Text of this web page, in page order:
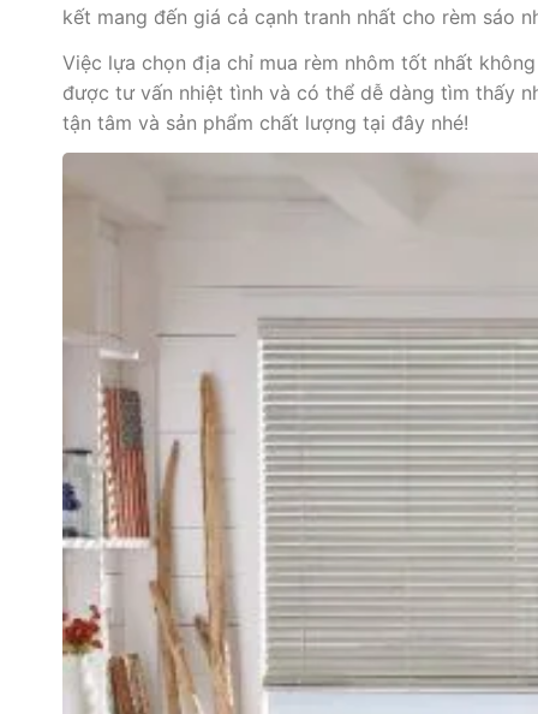
kết mang đến giá cả cạnh tranh nhất cho rèm sáo
Việc lựa chọn địa chỉ mua rèm nhôm tốt nhất
được tư vấn nhiệt tình và có thể dễ dàng tìm thấy
tận tâm và sản phẩm chất lượng tại đây nhé!